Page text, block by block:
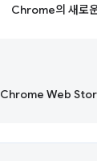
Chrome의 새로
Chrome Web